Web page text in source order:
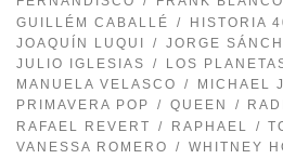
GUILLÉM CABALLÉ
HISTORIA
JOAQUÍN LUQUI
JORGE
JULIO IGLESIAS
LOS
MANUELA VELASCO
MICHAEL
PRIMAVERA POP
QUEEN
RAFAEL REVERT
RAPHAEL
VANESSA ROMERO
WHITNEY